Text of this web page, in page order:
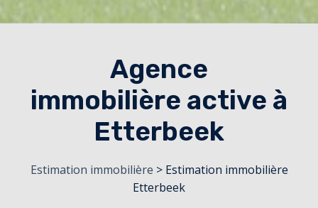
Agence
immobilière active à
Etterbeek
Estimation immobilière > Estimation immobilière
Etterbeek